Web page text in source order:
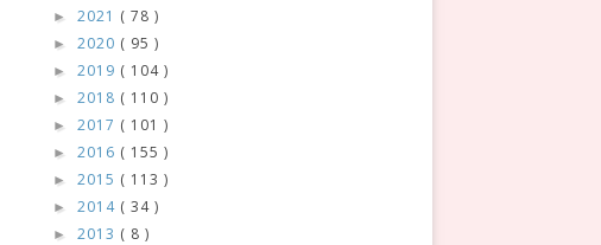
► 2021 ( 78 )
► 2020 ( 95 )
► 2019 ( 104 )
► 2018 ( 110 )
► 2017 ( 101 )
► 2016 ( 155 )
► 2015 ( 113 )
► 2014 ( 34 )
► 2013 ( 8 )